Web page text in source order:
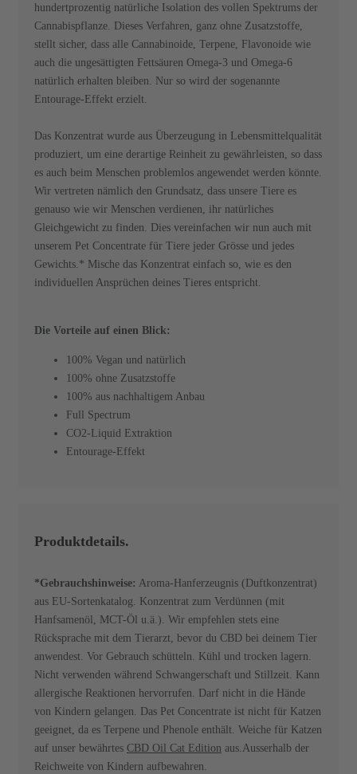
hundertprozentig natürliche Isolation des vollen Spektrums der
Cannabispflanze. Dieses Verfahren, ganz ohne Zusatzstoffe,
stellt sicher, dass alle Cannabinoide, Terpene, Flavonoide wie
auch die ungesättigten Fettsäuren Omega-3 und Omega-6
natürlich erhalten bleiben. Nur so wird der sogenannte
Entourage-Effekt erzielt.
Das Konzentrat wurde aus Überzeugung in Lebensmittelqualität
produziert, um eine derartige Reinheit zu gewährleisten, so dass
es auch beim Menschen problemlos angewendet werden könnte.
Wir vertreten nämlich den Grundsatz, dass unsere Tiere es
genauso wie wir Menschen verdienen, ihr natürliches
Gleichgewicht zu finden. Dies vereinfachen wir nun auch mit
unserem Pet Concentrate für Tiere jeder Grösse und jedes
Gewichts.* Mische das Konzentrat einfach so, wie es den
individuellen Ansprüchen deines Tieres entspricht.
Die Vorteile auf einen Blick:
100% Vegan und natürlich
100% ohne Zusatzstoffe
100% aus nachhaltigem Anbau
Full Spectrum
CO2-Liquid Extraktion
Entourage-Effekt
Produktdetails.
*Gebrauchshinweise: Aroma-Hanferzeugnis (Duftkonzentrat)
aus EU-Sortenkatalog. Konzentrat zum Verdünnen (mit
Hanfsamenöl, MCT-Öl u.ä.). Wir empfehlen stets eine
Rücksprache mit dem Tierarzt, bevor du CBD bei deinem Tier
anwendest. Vor Gebrauch schütteln. Kühl und trocken lagern.
Nicht verwenden während Schwangerschaft und Stillzeit. Kann
allergische Reaktionen hervorrufen. Darf nicht in die Hände
von Kindern gelangen. Das Pet Concentrate ist nicht für Katzen
geeignet, da es Terpene und Phenole enthält. Weiche für Katzen
auf unser bewährtes CBD Oil Cat Edition aus.Ausserhalb der
Reichweite von Kindern aufbewahren.